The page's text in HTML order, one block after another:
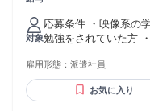
対象
応募条件 ・映像系の
勉強をされていた方
雇用形態： 派遣社員
お気に入り